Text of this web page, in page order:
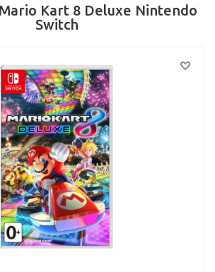
Kart 8 Deluxe Nintendo
Switch